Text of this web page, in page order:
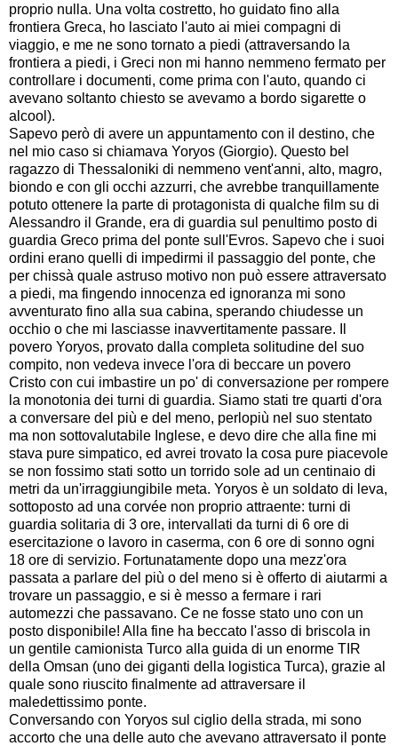
proprio nulla. Una volta costretto, ho guidato fino alla
frontiera Greca, ho lasciato l'auto ai miei compagni di
viaggio, e me ne sono tornato a piedi (attraversando la
frontiera a piedi, i Greci non mi hanno nemmeno fermato per
controllare i documenti, come prima con l'auto, quando ci
avevano soltanto chiesto se avevamo a bordo sigarette o
alcool).
Sapevo però di avere un appuntamento con il destino, che
nel mio caso si chiamava Yoryos (Giorgio). Questo bel
ragazzo di Thessaloniki di nemmeno vent'anni, alto, magro,
biondo e con gli occhi azzurri, che avrebbe tranquillamente
potuto ottenere la parte di protagonista di qualche film su di
Alessandro il Grande, era di guardia sul penultimo posto di
guardia Greco prima del ponte sull'Evros. Sapevo che i suoi
ordini erano quelli di impedirmi il passaggio del ponte, che
per chissà quale astruso motivo non può essere attraversato
a piedi, ma fingendo innocenza ed ignoranza mi sono
avventurato fino alla sua cabina, sperando chiudesse un
occhio o che mi lasciasse inavvertitamente passare. Il
povero Yoryos, provato dalla completa solitudine del suo
compito, non vedeva invece l'ora di beccare un povero
Cristo con cui imbastire un po' di conversazione per rompere
la monotonia dei turni di guardia. Siamo stati tre quarti d'ora
a conversare del più e del meno, perlopiù nel suo stentato
ma non sottovalutabile Inglese, e devo dire che alla fine mi
stava pure simpatico, ed avrei trovato la cosa pure piacevole
se non fossimo stati sotto un torrido sole ad un centinaio di
metri da un'irraggiungibile meta. Yoryos è un soldato di leva,
sottoposto ad una corvée non proprio attraente: turni di
guardia solitaria di 3 ore, intervallati da turni di 6 ore di
esercitazione o lavoro in caserma, con 6 ore di sonno ogni
18 ore di servizio. Fortunatamente dopo una mezz'ora
passata a parlare del più o del meno si è offerto di aiutarmi a
trovare un passaggio, e si è messo a fermare i rari
automezzi che passavano. Ce ne fosse stato uno con un
posto disponibile! Alla fine ha beccato l'asso di briscola in
un gentile camionista Turco alla guida di un enorme TIR
della Omsan (uno dei giganti della logistica Turca), grazie al
quale sono riuscito finalmente ad attraversare il
maledettissimo ponte.
Conversando con Yoryos sul ciglio della strada, mi sono
accorto che una delle auto che avevano attraversato il ponte